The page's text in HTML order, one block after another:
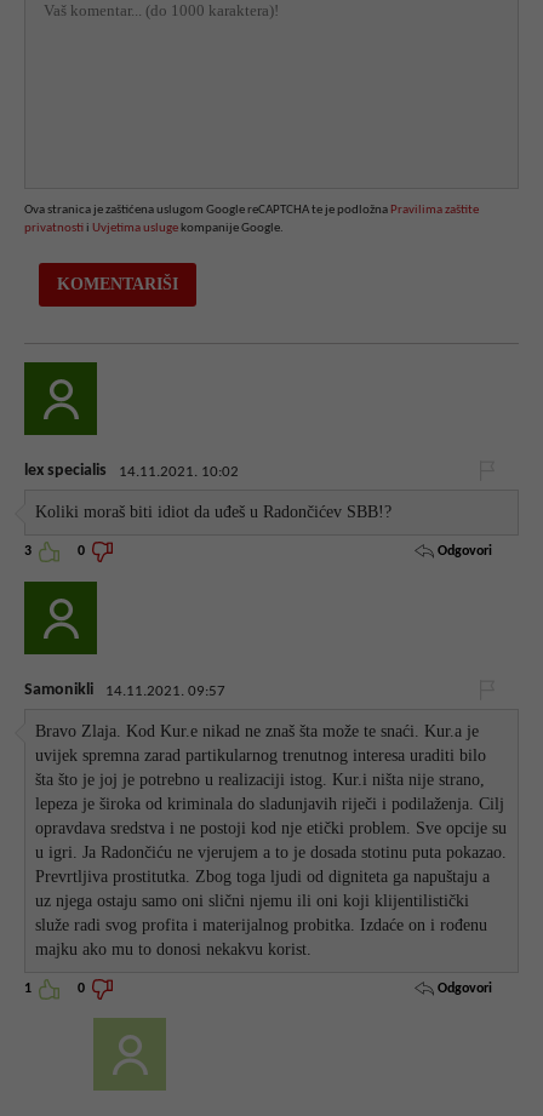
Ova stranica je zaštićena uslugom Google reCAPTCHA te je podložna Pravilima zaštite
privatnosti i Uvjetima usluge kompanije Google.
lex specialis 14.11.2021. 10:02
Koliki moraš biti idiot da uđeš u Radončićev SBB!?
3 0 Odgovori
Samonikli 14.11.2021. 09:57
Bravo Zlaja. Kod Kur.e nikad ne znaš šta može te snaći. Kur.a je
uvijek spremna zarad partikularnog trenutnog interesa uraditi bilo
šta što je joj je potrebno u realizaciji istog. Kur.i ništa nije strano,
lepeza je široka od kriminala do sladunjavih riječi i podilaženja. Cilj
opravdava sredstva i ne postoji kod nje etički problem. Sve opcije su
u igri. Ja Radončiću ne vjerujem a to je dosada stotinu puta pokazao.
Prevrtljiva prostitutka. Zbog toga ljudi od digniteta ga napuštaju a
uz njega ostaju samo oni slični njemu ili oni koji klijentilistički
služe radi svog profita i materijalnog probitka. Izdaće on i rođenu
majku ako mu to donosi nekakvu korist.
1 0 Odgovori